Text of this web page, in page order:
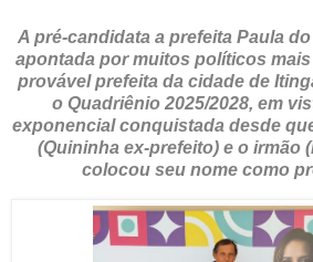
A pré-candidata a prefeita Paula
apontada por muitos políticos
provável prefeita da cidade de
o Quadriênio 2025/2028, em
exponencial conquistada desde
(Quininha ex-prefeito) e o irmão
colocou seu nome como